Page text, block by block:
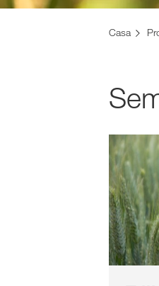
Casa